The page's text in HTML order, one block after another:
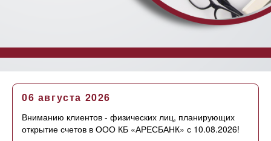
06 августа 2026
Вниманию клиентов - физических лиц, планирующих
открытие счетов в ООО КБ «АРЕСБАНК» с 10.08.2026!